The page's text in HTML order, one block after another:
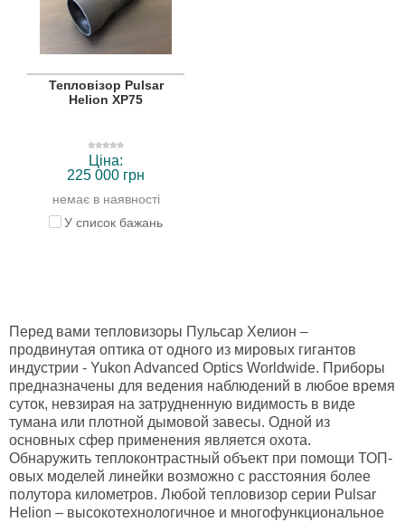
Тепловізор Pulsar
Helion XP75
Ціна:
225 000 грн
немає в наявності
У список бажань
Перед вами тепловизоры Пульсар Хелион –
продвинутая оптика от одного из мировых гигантов
индустрии - Yukon Advanced Optics Worldwide. Приборы
предназначены для ведения наблюдений в любое время
суток, невзирая на затрудненную видимость в виде
тумана или плотной дымовой завесы. Одной из
основных сфер применения является охота.
Обнаружить теплоконтрастный объект при помощи ТОП-
овых моделей линейки возможно с расстояния более
полутора километров. Любой тепловизор серии Pulsar
Helion – высокотехнологичное и многофункциональное